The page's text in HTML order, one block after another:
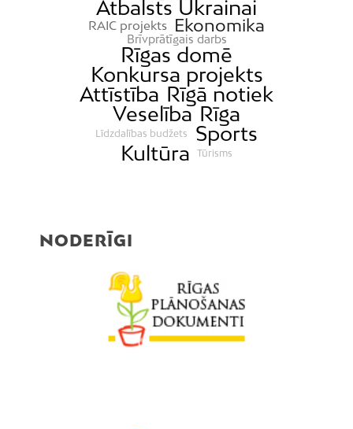
Atbalsts Ukrainai
RAIC projekts Ekonomika
Brīvprātīgais darbs
Rīgas domē
Konkursa projekts
Attīstība Rīgā notiek
Veselība Rīga
Līdzdalības budžets
Sports
Kultūra
Tūrisms
NODERĪGI